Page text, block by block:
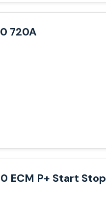
720A
ECM P+ Start Stop